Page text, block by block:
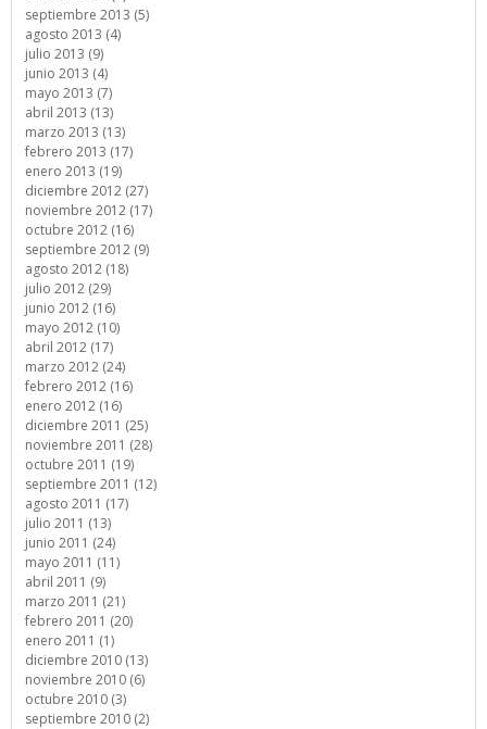
septiembre 2013 (5)
agosto 2013 (4)
julio 2013 (9)
junio 2013 (4)
mayo 2013 (7)
abril 2013 (13)
marzo 2013 (13)
febrero 2013 (17)
enero 2013 (19)
diciembre 2012 (27)
noviembre 2012 (17)
octubre 2012 (16)
septiembre 2012 (9)
agosto 2012 (18)
julio 2012 (29)
junio 2012 (16)
mayo 2012 (10)
abril 2012 (17)
marzo 2012 (24)
febrero 2012 (16)
enero 2012 (16)
diciembre 2011 (25)
noviembre 2011 (28)
octubre 2011 (19)
septiembre 2011 (12)
agosto 2011 (17)
julio 2011 (13)
junio 2011 (24)
mayo 2011 (11)
abril 2011 (9)
marzo 2011 (21)
febrero 2011 (20)
enero 2011 (1)
diciembre 2010 (13)
noviembre 2010 (6)
octubre 2010 (3)
septiembre 2010 (2)